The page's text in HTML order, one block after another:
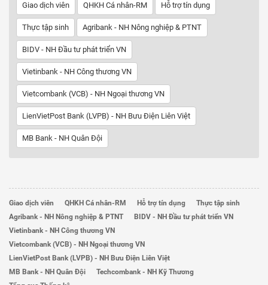
Giao dịch viên QHKH Cá nhân-RM Hỗ trợ tín dụng
Thực tập sinh Agribank - NH Nông nghiệp & PTNT
BIDV - NH Đầu tư phát triển VN
Vietinbank - NH Công thương VN
Vietcombank (VCB) - NH Ngoại thương VN
LienVietPost Bank (LVPB) - NH Bưu Điện Liên Việt
MB Bank - NH Quân Đội
Giao dịch viên QHKH Cá nhân-RM Hỗ trợ tín dụng
Thực tập sinh
Agribank - NH Nông nghiệp & PTNT
BIDV - NH Đầu tư phát triển VN
Vietinbank - NH Công thương VN
Vietcombank (VCB) - NH Ngoại thương VN
LienVietPost Bank (LVPB) - NH Bưu Điện Liên Việt
MB Bank - NH Quân Đội
Techcombank - NH Kỹ Thương